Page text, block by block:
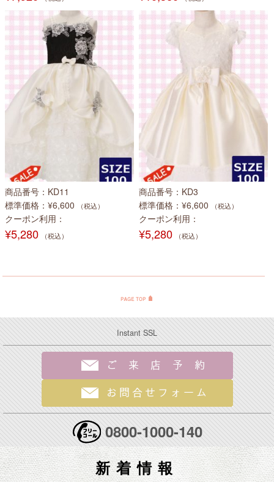
商品番号
KD11
標準価格
¥6,600 （税込）
クーポン利用
¥5,280 （税込）
商品番号
KD3
標準価格
¥6,600 （税込）
クーポン利用
¥5,280 （税込）
Instant SSL
0800-1000-140
新着情報